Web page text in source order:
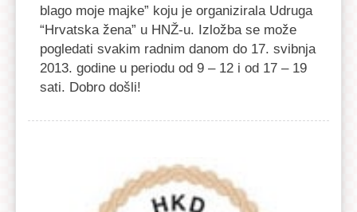
blago moje majke” koju je organizirala Udruga
“Hrvatska žena” u HNŽ-u. Izložba se može
pogledati svakim radnim danom do 17. svibnja
2013. godine u periodu od 9 – 12 i od 17 – 19
sati. Dobro došli!